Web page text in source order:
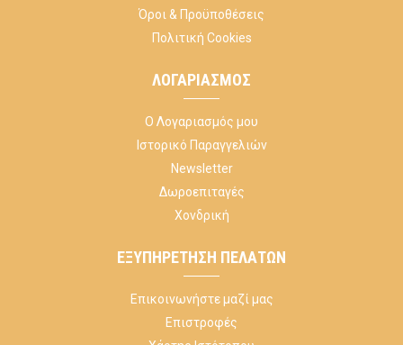
Όροι & Προϋποθέσεις
Πολιτική Cookies
ΛΟΓΑΡΙΑΣΜΌΣ
Ο Λογαριασμός μου
Ιστορικό Παραγγελιών
Newsletter
Δωροεπιταγές
Χονδρική
ΕΞΥΠΗΡΈΤΗΣΗ ΠΕΛΑΤΏΝ
Επικοινωνήστε μαζί μας
Επιστροφές